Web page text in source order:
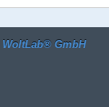
WoltLab® GmbH